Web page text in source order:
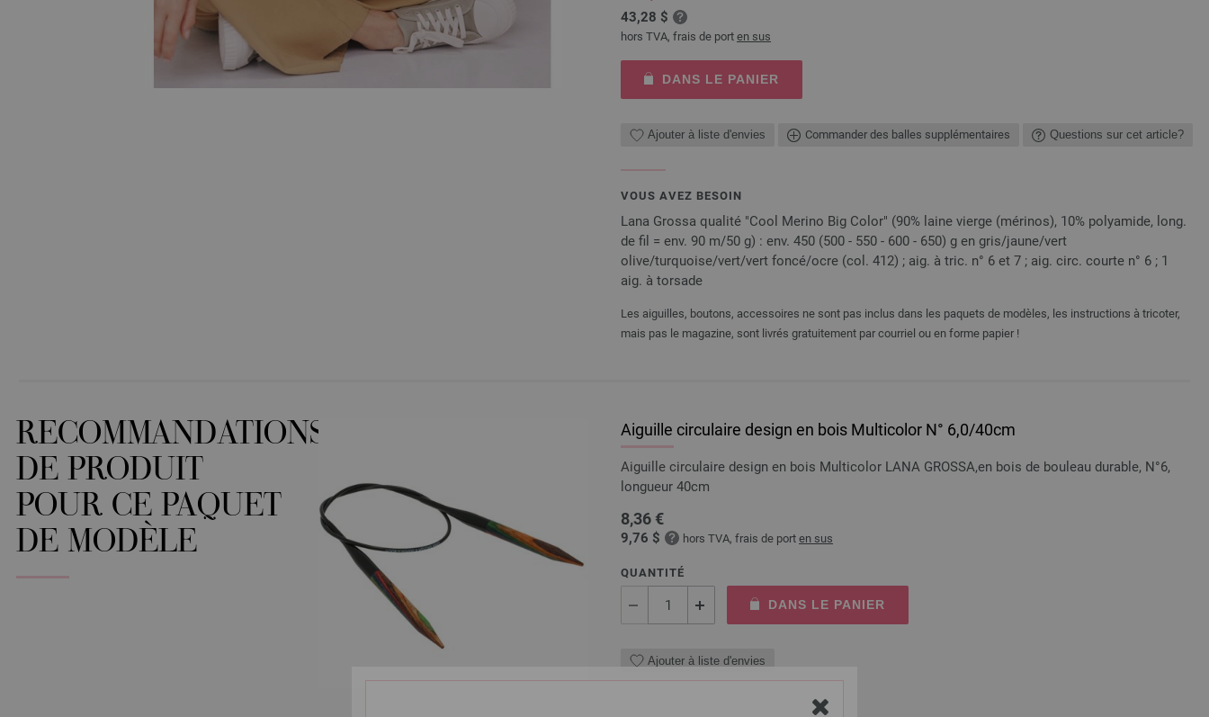
43,28 $
hors TVA, frais de port en sus
DANS LE PANIER
Ajouter à liste d'envies Commander des balles supplémentaires Questions sur cet article?
VOUS AVEZ BESOIN
Lana Grossa qualité "Cool Merino Big Color" (90% laine vierge (mérinos), 10% polyamide, long.
de fil = env. 90 m/50 g) : env. 450 (500 - 550 - 600 - 650) g en gris/jaune/vert
olive/turquoise/vert/vert foncé/ocre (col. 412) ; aig. à tric. n° 6 et 7 ; aig. circ. courte n° 6 ; 1
aig. à torsade
Les aiguilles, boutons, accessoires ne sont pas inclus dans les paquets de modèles, les instructions à tricoter,
mais pas le magazine, sont livrés gratuitement par courriel ou en forme papier !
RECOMMANDATIONS
DE PRODUIT
POUR CE PAQUET
DE MODÈLE
Aiguille circulaire design en bois Multicolor N° 6,0/40cm
Aiguille circulaire design en bois Multicolor LANA GROSSA,en bois de bouleau durable, N°6,
longueur 40cm
8,36 €
9,76 $ hors TVA, frais de port en sus
QUANTITÉ
DANS LE PANIER
Ajouter à liste d'envies